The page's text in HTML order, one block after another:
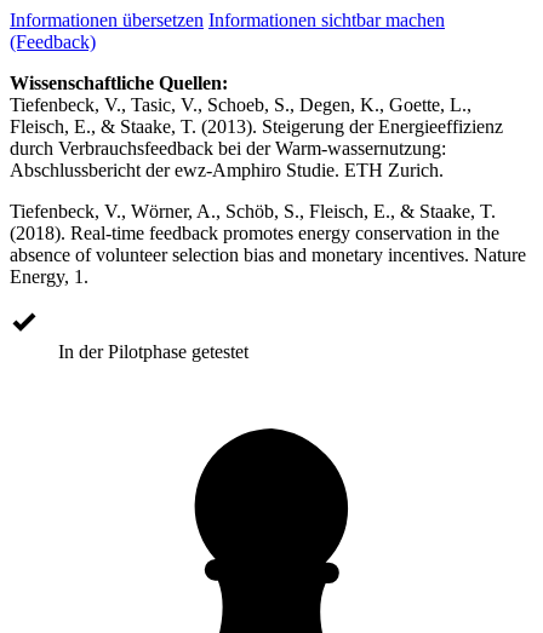
Informationen übersetzen Informationen sichtbar machen
(Feedback)
Wissenschaftliche Quellen:
Tiefenbeck, V., Tasic, V., Schoeb, S., Degen, K., Goette, L.,
Fleisch, E., & Staake, T. (2013). Steigerung der Energieeffizienz
durch Verbrauchsfeedback bei der Warm-wassernutzung:
Abschlussbericht der ewz-Amphiro Studie. ETH Zurich.
Tiefenbeck, V., Wörner, A., Schöb, S., Fleisch, E., & Staake, T.
(2018). Real-time feedback promotes energy conservation in the
absence of volunteer selection bias and monetary incentives. Nature
Energy, 1.
In der Pilotphase getestet